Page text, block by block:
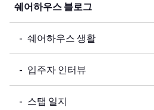
쉐어하우스 블로그
쉐어하우스 생활
입주자 인터뷰
스탭 일지